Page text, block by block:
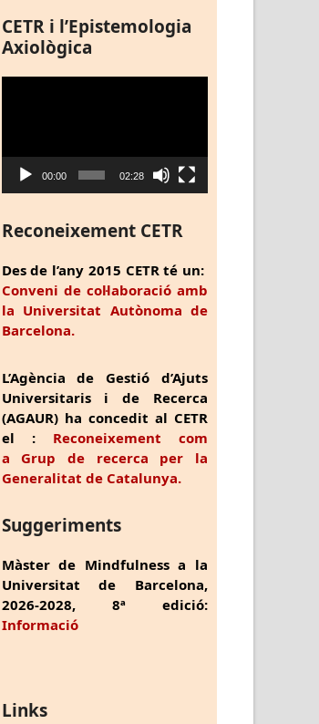
CETR i l’Epistemologia
Axiològica
00:00 02:28
Reconeixement CETR
Des de l’any 2015 CETR té un:
Conveni de col·laboració amb
la Universitat Autònoma de
Barcelona.
L’Agència de Gestió d’Ajuts
Universitaris i de Recerca
(AGAUR) ha concedit al CETR
el : Reconeixement com
a Grup de recerca per la
Generalitat de Catalunya.
Suggeriments
Màster de Mindfulness a la
Universitat de Barcelona,
2026-2028, 8ª edició:
Informació
Links